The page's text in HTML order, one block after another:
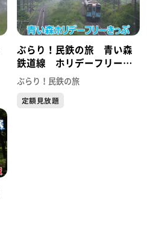
ぶらり！民鉄の旅 青い森
鉄道線 ホリデーフリーき
っぷ
ぶらり！民鉄の旅
定額見放題